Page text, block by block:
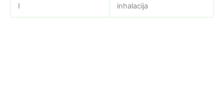
I inhalacija